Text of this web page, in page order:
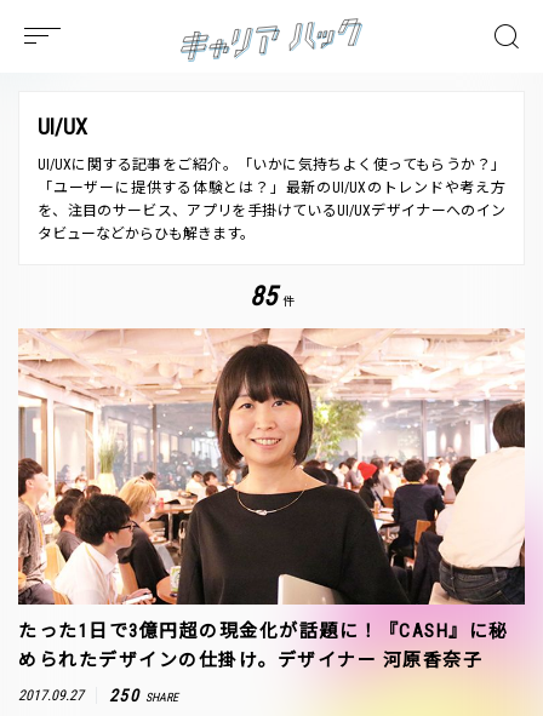
UI/UX
UI/UXに関する記事をご紹介。「いかに気持ちよく使ってもらうか？」
「ユーザーに提供する体験とは？」最新のUI/UXのトレンドや考え方
を、注目のサービス、アプリを手掛けているUI/UXデザイナーへのイン
タビューなどからひも解きます。
85 件
たった1日で3億円超の現金化が話題に！『CASH』に秘
められたデザインの仕掛け。デザイナー 河原香奈子
2017.09.27 250 SHARE